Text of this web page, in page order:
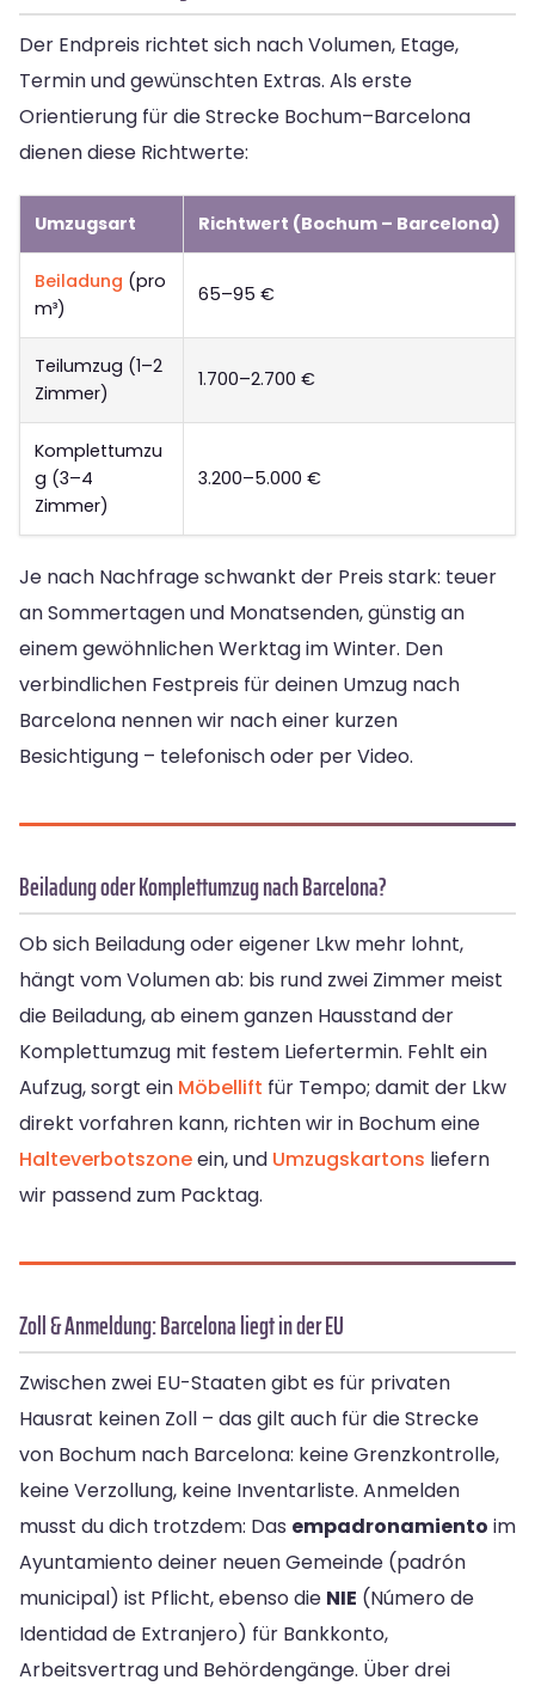
Der Endpreis richtet sich nach Volumen, Etage,
Termin und gewünschten Extras. Als erste
Orientierung für die Strecke Bochum–Barcelona
dienen diese Richtwerte:
Umzugsart Richtwert (Bochum – Barcelona)
Beiladung (pro
m³)
65–95 €
Teilumzug (1–2
Zimmer)
1.700–2.700 €
Komplettumzu
g (3–4
Zimmer)
3.200–5.000 €
Je nach Nachfrage schwankt der Preis stark: teuer
an Sommertagen und Monatsenden, günstig an
einem gewöhnlichen Werktag im Winter. Den
verbindlichen Festpreis für deinen Umzug nach
Barcelona nennen wir nach einer kurzen
Besichtigung – telefonisch oder per Video.
Beiladung oder Komplettumzug nach Barcelona?
Ob sich Beiladung oder eigener Lkw mehr lohnt,
hängt vom Volumen ab: bis rund zwei Zimmer meist
die Beiladung, ab einem ganzen Hausstand der
Komplettumzug mit festem Liefertermin. Fehlt ein
Aufzug, sorgt ein Möbellift für Tempo; damit der Lkw
direkt vorfahren kann, richten wir in Bochum eine
Halteverbotszoneein, und Umzugskartons liefern
wir passend zum Packtag.
Zoll & Anmeldung: Barcelona liegt in der EU
Zwischen zwei EU-Staaten gibt es für privaten
Hausrat keinen Zoll – das gilt auch für die Strecke
von Bochum nach Barcelona: keine Grenzkontrolle,
keine Verzollung, keine Inventarliste. Anmelden
musst du dich trotzdem: Das empadronamiento im
Ayuntamiento deiner neuen Gemeinde (padrón
municipal) ist Pflicht, ebenso die NIE (Número de
Identidad de Extranjero) für Bankkonto,
Arbeitsvertrag und Behördengänge. Über drei